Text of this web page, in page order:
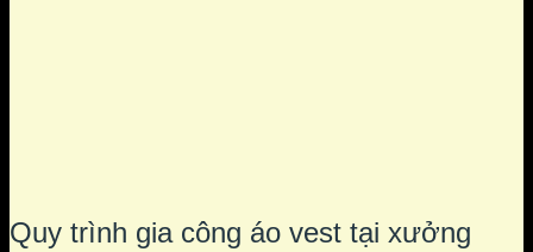
Quy trình gia công áo vest tại xưởng